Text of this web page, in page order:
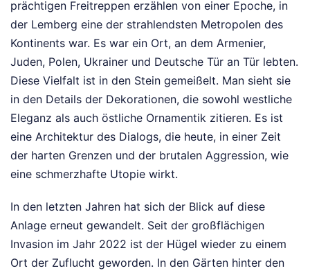
prächtigen Freitreppen erzählen von einer Epoche, in
der Lemberg eine der strahlendsten Metropolen des
Kontinents war. Es war ein Ort, an dem Armenier,
Juden, Polen, Ukrainer und Deutsche Tür an Tür lebten.
Diese Vielfalt ist in den Stein gemeißelt. Man sieht sie
in den Details der Dekorationen, die sowohl westliche
Eleganz als auch östliche Ornamentik zitieren. Es ist
eine Architektur des Dialogs, die heute, in einer Zeit
der harten Grenzen und der brutalen Aggression, wie
eine schmerzhafte Utopie wirkt.
In den letzten Jahren hat sich der Blick auf diese
Anlage erneut gewandelt. Seit der großflächigen
Invasion im Jahr 2022 ist der Hügel wieder zu einem
Ort der Zuflucht geworden. In den Gärten hinter den